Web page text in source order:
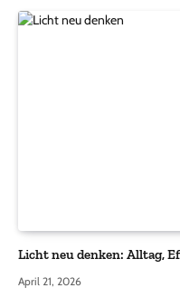
Licht neu denken: Alltag,
April 21, 2026